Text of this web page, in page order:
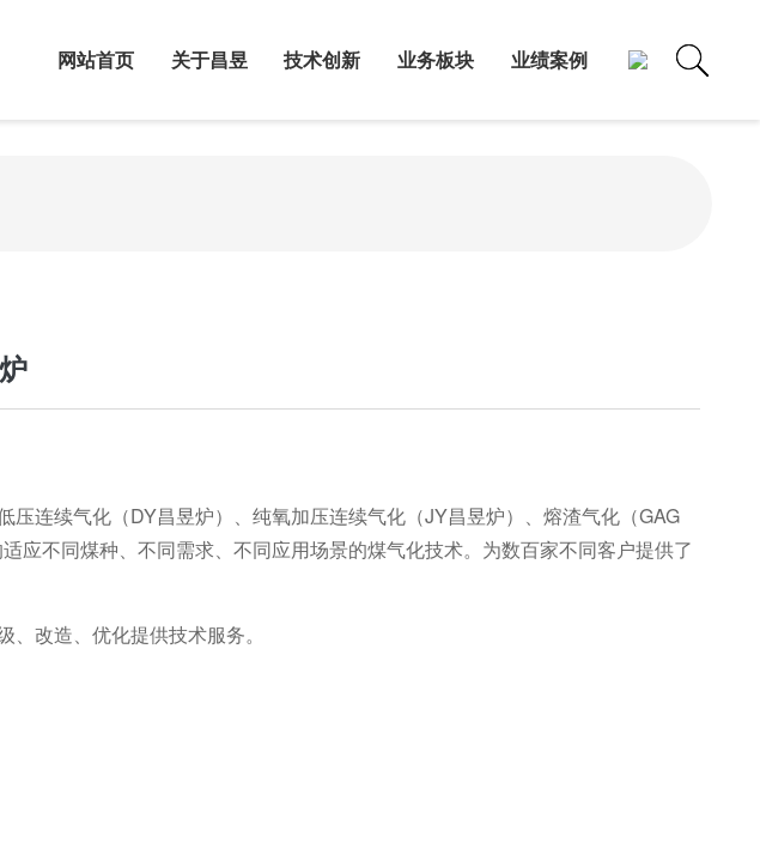
网站首页 关于昌昱 技术创新 业务板块 业绩案例
连续气化（DY昌昱炉）、纯氧加压连续气化（JY昌昱炉）、熔渣气化（GAG
应不同煤种、不同需求、不同应用场景的煤气化技术。为数百家不同客户提供了
改造、优化提供技术服务。